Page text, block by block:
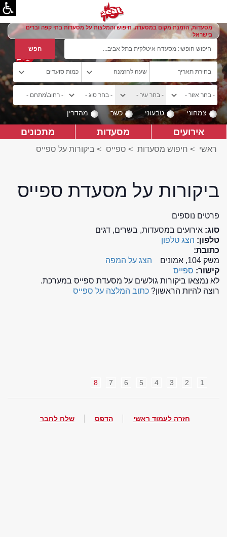
מסעדות, הזמנת מקום במסעדה, חיפוש והמלצות על מסעדות בתי קפה וברים
בישראל
צמחוני טבעוני כשר מהדרין
אירועים מסעדות מתכונים
ראשי > חיפוש מסעדות > ספייס > ביקורות על ספייס
ביקורות על מסעדת ספייס
פרטים נוספים
סוג: אירועים במסעדות, בשרים, דגים
טלפון: הצג טלפון
כתובת:
משק 104, אמונים
הצג על המפה
קישור: ספייס
לא נמצאו ביקורות גולשים על מסעדת ספייס במערכת.
רוצה להיות הראשון? כתוב המלצה על ספייס
1
2
3
4
5
6
7
8
חזרה לעמוד ראשי הדפס שלח לחבר